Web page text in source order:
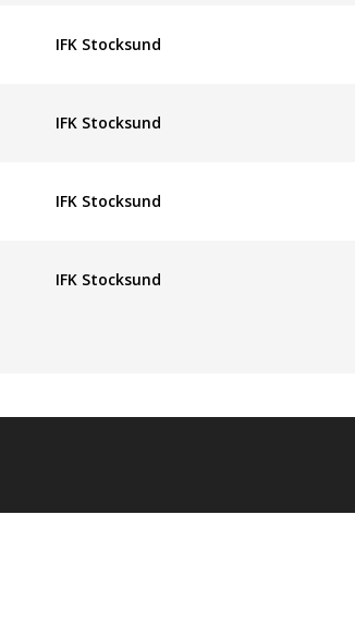
IFK Stocksund
IFK Stocksund
IFK Stocksund
IFK Stocksund